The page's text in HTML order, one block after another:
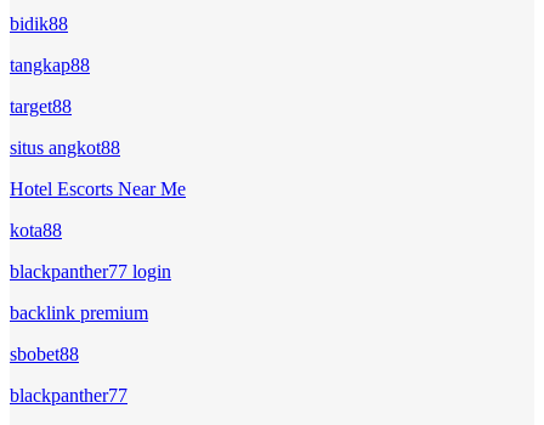
bidik88
tangkap88
target88
situs angkot88
Hotel Escorts Near Me
kota88
blackpanther77 login
backlink premium
sbobet88
blackpanther77